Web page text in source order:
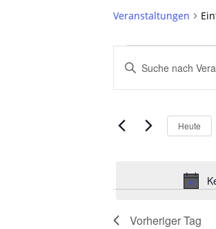
Veranstaltungen
für
7.
August
Suche
und
Ansichten,
Navigation
Bitte
Suche
Schlüsselwort.
Heute
Vorheriger Tag